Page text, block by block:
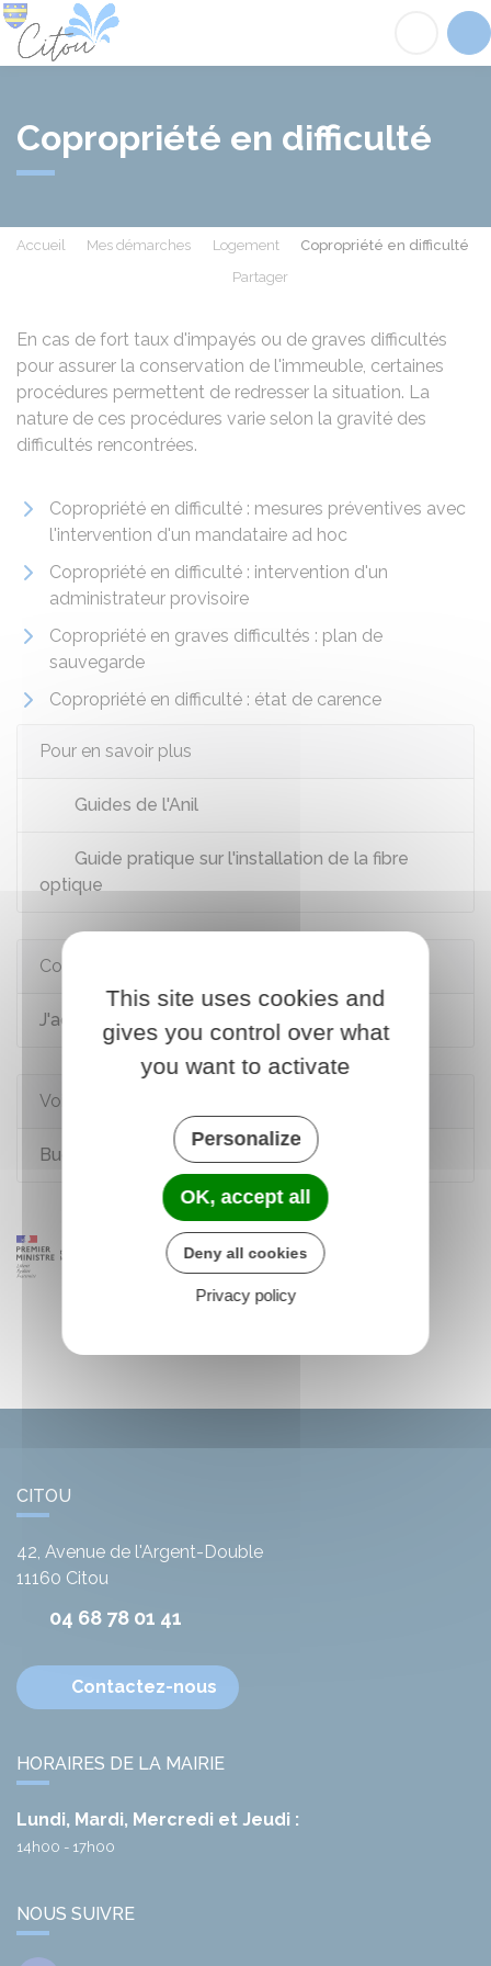
Copropriété en difficulté
Accueil Mes démarches Logement
Copropriété en difficulté
Partager
En cas de fort taux d'impayés ou de graves difficultés
pour assurer la conservation de l'immeuble, certaines
procédures permettent de redresser la situation. La
nature de ces procédures varie selon la gravité des
difficultés rencontrées.
Copropriété en difficulté : mesures préventives avec
l'intervention d'un mandataire ad hoc
Copropriété en difficulté : intervention d'un
administrateur provisoire
Copropriété en graves difficultés : plan de
sauvegarde
Copropriété en difficulté : état de carence
Pour en savoir plus
Guides de l'Anil
Guide pratique sur l'installation de la fibre
optique
Comment faire si...
J'achète un logement
Voir aussi
Budget et charges de copropriété
CITOU
42, Avenue de l'Argent-Double
11160 Citou
04 68 78 01 41
Contactez-nous
HORAIRES DE LA MAIRIE
Lundi, Mardi, Mercredi et Jeudi :
14h00 - 17h00
NOUS SUIVRE
This site uses cookies and
gives you control over what
you want to activate
Personalize
OK, accept all
Deny all cookies
Privacy policy